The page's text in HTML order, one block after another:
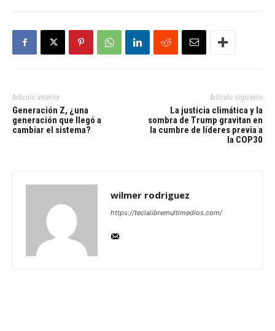
Artículo anterior
Generación Z, ¿una
generación que llegó a
cambiar el sistema?
Artículo siguiente
La justicia climática y la
sombra de Trump gravitan en
la cumbre de líderes previa a
la COP30
wilmer rodriguez
https://teclalibremultimedios.com/